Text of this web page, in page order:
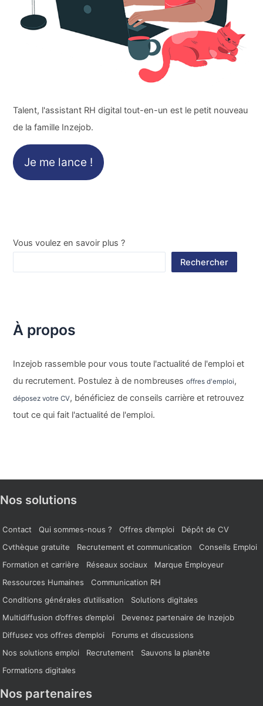
Talent, l'assistant RH digital tout-en-un est le petit nouveau
de la famille Inzejob.
Je me lance !
Vous voulez en savoir plus ?
Rechercher
À propos
Inzejob rassemble pour vous toute l'actualité de l'emploi et
du recrutement. Postulez à de nombreusesoffres d'emploi,
déposez votre CV, bénéficiez de conseils carrière et retrouvez
tout ce qui fait l'actualité de l'emploi.
Nos solutions
Contact Qui sommes-nous ? Offres d’emploi
Dépôt de CV
Cvthèque gratuite
Recrutement et communication
Conseils Emploi
Formation et carrière
Réseaux sociaux
Marque Employeur
Ressources Humaines
Communication RH
Conditions générales d’utilisation
Solutions digitales
Multidiffusion d’offres d’emploi
Devenez partenaire de Inzejob
Diffusez vos offres d’emploi
Forums et discussions
Nos solutions emploi
Recrutement
Sauvons la planète
Formations digitales
Nos partenaires